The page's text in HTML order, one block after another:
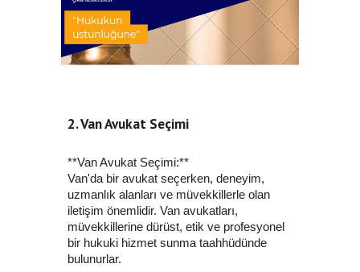
2. Van Avukat Seçimi
**Van Avukat Seçimi:**
Van'da bir avukat seçerken, deneyim,
uzmanlık alanları ve müvekkillerle olan
iletişim önemlidir. Van avukatları,
müvekkillerine dürüst, etik ve profesyonel
bir hukuki hizmet sunma taahhüdünde
bulunurlar.